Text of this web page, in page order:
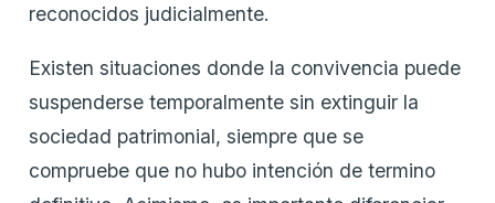
reconocidos judicialmente.
Existen situaciones donde la convivencia puede
suspenderse temporalmente sin extinguir la
sociedad patrimonial, siempre que se
compruebe que no hubo intención de termino